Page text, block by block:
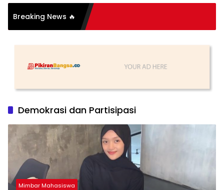
Breaking News 🔥
Demokrasi dan Partisipasi
Mimbar Mahasiswa